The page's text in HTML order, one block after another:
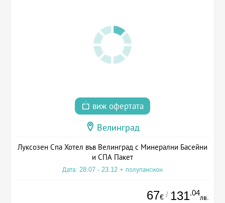
виж офертата
Велинград
Луксозен Спа Хотел във Велинград с Минерални Басейни
и СПА Пакет
Дата: 28.07 - 23.12 + полупансион
67€ / 131.04
лв.